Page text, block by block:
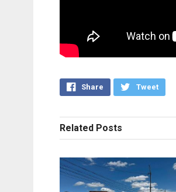
Share Tweet
Related Posts